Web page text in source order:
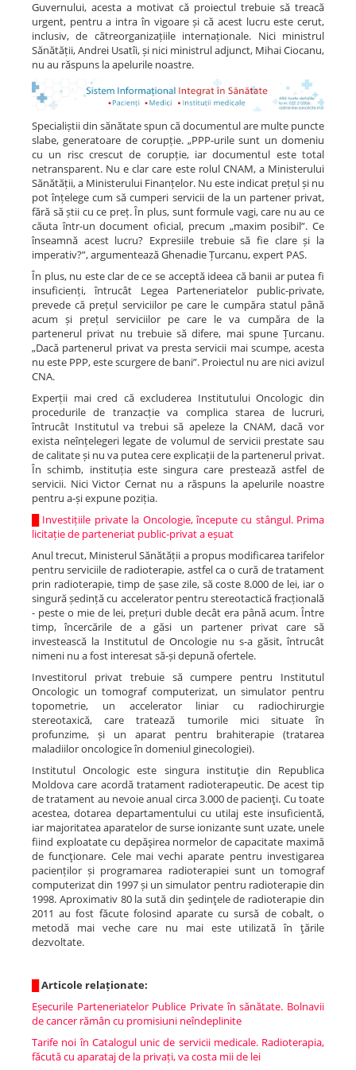
Guvernului, acesta a motivat că proiectul trebuie să treacă
urgent, pentru a intra în vigoare și că acest lucru este cerut,
inclusiv, de cătreorganizațiile internaționale. Nici ministrul
Sănătății, Andrei Usatîi, și nici ministrul adjunct, Mihai Ciocanu,
nu au răspuns la apelurile noastre.
Specialiștii din sănătate spun că documentul are multe puncte
slabe, generatoare de corupție. „PPP-urile sunt un domeniu
cu un risc crescut de corupție, iar documentul este total
netransparent. Nu e clar care este rolul CNAM, a Ministerului
Sănătății, a Ministerului Finanțelor. Nu este indicat prețul și nu
pot înțelege cum să cumperi servicii de la un partener privat,
fără să știi cu ce preț. În plus, sunt formule vagi, care nu au ce
căuta într-un document oficial, precum „maxim posibil”. Ce
înseamnă acest lucru? Expresiile trebuie să fie clare și la
imperativ?”, argumentează Ghenadie Țurcanu, expert PAS.
În plus, nu este clar de ce se acceptă ideea că banii ar putea fi
insuficienți, întrucât Legea Parteneriatelor public-private,
prevede că prețul serviciilor pe care le cumpăra statul până
acum și prețul serviciilor pe care le va cumpăra de la
partenerul privat nu trebuie să difere, mai spune Țurcanu.
„Dacă partenerul privat va presta servicii mai scumpe, acesta
nu este PPP, este scurgere de bani”. Proiectul nu are nici avizul
CNA.
Experții mai cred că excluderea Institutului Oncologic din
procedurile de tranzacție va complica starea de lucruri,
întrucât Institutul va trebui să apeleze la CNAM, dacă vor
exista neînțelegeri legate de volumul de servicii prestate sau
de calitate și nu va putea cere explicații de la partenerul privat.
În schimb, instituția este singura care prestează astfel de
servicii. Nici Victor Cernat nu a răspuns la apelurile noastre
pentru a-și expune poziția.
Investițiile private la Oncologie, începute cu stângul. Prima
licitație de parteneriat public-privat a eșuat
Anul trecut, Ministerul Sănătății a propus modificarea tarifelor
pentru serviciile de radioterapie, astfel ca o cură de tratament
prin radioterapie, timp de șase zile, să coste 8.000 de lei, iar o
singură ședință cu accelerator pentru stereotactică fracțională
- peste o mie de lei, prețuri duble decât era până acum. Între
timp, încercările de a găsi un partener privat care să
investească la Institutul de Oncologie nu s-a găsit, întrucât
nimeni nu a fost interesat să-și depună ofertele.
Investitorul privat trebuie să cumpere pentru Institutul
Oncologic un tomograf computerizat, un simulator pentru
topometrie, un accelerator liniar cu radiochirurgie
stereotaxică, care tratează tumorile mici situate în
profunzime, și un aparat pentru brahiterapie (tratarea
maladiilor oncologice în domeniul ginecologiei).
Institutul Oncologic este singura instituţie din Republica
Moldova care acordă tratament radioterapeutic. De acest tip
de tratament au nevoie anual circa 3.000 de pacienţi. Cu toate
acestea, dotarea departamentului cu utilaj este insuficientă,
iar majoritatea aparatelor de surse ionizante sunt uzate, unele
fiind exploatate cu depăşirea normelor de capacitate maximă
de funcţionare. Cele mai vechi aparate pentru investigarea
pacienților și programarea radioterapiei sunt un tomograf
computerizat din 1997 și un simulator pentru radioterapie din
1998. Aproximativ 80 la sută din şedinţele de radioterapie din
2011 au fost făcute folosind aparate cu sursă de cobalt, o
metodă mai veche care nu mai este utilizată în ţările
dezvoltate.
Articole relaționate:
Eșecurile Parteneriatelor Publice Private în sănătate. Bolnavii
de cancer rămân cu promisiuni neîndeplinite
Tarife noi în Catalogul unic de servicii medicale. Radioterapia,
făcută cu aparataj de la privați, va costa mii de lei